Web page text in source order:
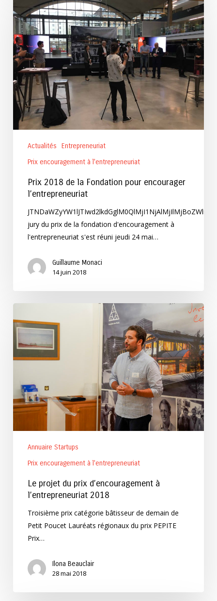
de
la
Fondation
pour
encourager
l’entrepreneuriat
Actualités
Entrepreneuriat
Prix encouragement à l'entrepreneuriat
Prix 2018 de la Fondation pour encourager
l’entrepreneuriat
jury du prix de la fondation d'encouragement à
l'entrepreneuriat s'est réuni jeudi 24 mai…
Guillaume Monaci
14 juin 2018
projet
prix
d’encouragement
l’entrepreneuriat
2018
Annuaire Startups
Prix encouragement à l'entrepreneuriat
Le projet du prix d’encouragement à
l’entrepreneuriat 2018
Troisième prix catégorie bâtisseur de demain de
Petit Poucet Lauréats régionaux du prix PEPITE
Prix…
Ilona Beauclair
28 mai 2018